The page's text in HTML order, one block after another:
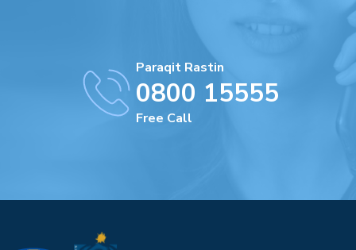
Paraqit Rastin
0800 15555
Free Call